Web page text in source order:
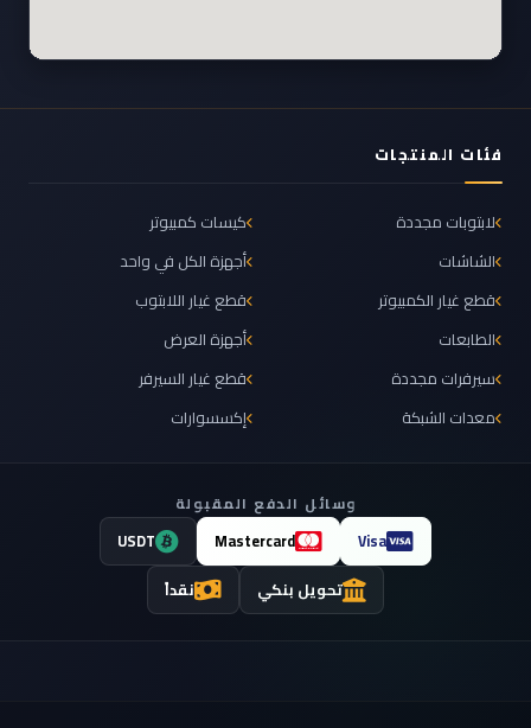
فئات المنتجات
لابتوبات مجددة
كيسات كمبيوتر
الشاشات
أجهزة الكل في واحد
قطع غيار الكمبيوتر
قطع غيار اللابتوب
الطابعات
أجهزة العرض
سيرفرات مجددة
قطع غيار السيرفر
معدات الشبكة
إكسسوارات
وسائل الدفع المقبولة
Visa
Mastercard
USDT
تحويل بنكي
نقداً